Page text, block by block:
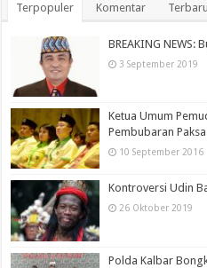
Terpopuler Komentar Terbaru
BREAKING NEWS:
3 September 2019
Ketua Umum
Pembubaran
10 September 2016
Kontroversi Udin
26 Oktober 2019
Polda Kalbar